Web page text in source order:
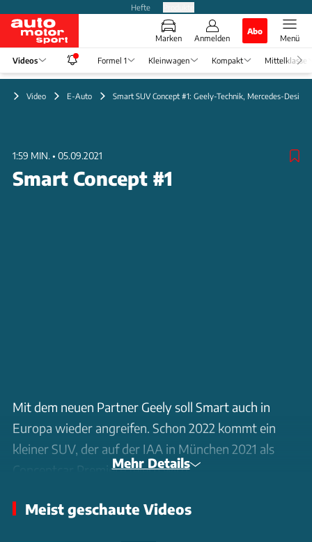
Hefte
Marken Anmelden
Abo
Menü
Videos Formel 1 Kleinwagen Kompakt Mittelklasse
Video E-Auto Smart SUV Concept #1: Geely-Technik, Mercedes-Design
1:59 MIN. • 05.09.2021
Smart Concept #1
Mit dem neuen Partner Geely soll Smart auch in
Europa wieder angreifen. Schon 2022 kommt ein
kleiner SUV, der auf der IAA in München 2021 als
Conceptcar Premiere feiern wird.
Die Smart Automobile Co., Ltd. haben die Geely
Mehr Details
Meist geschaute Videos